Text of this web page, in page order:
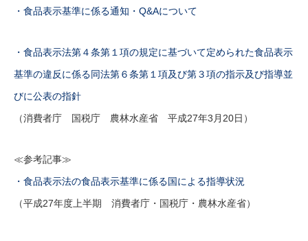
・食品表示基準に係る通知・Q&Aについて
・食品表示法第４条第１項の規定に基づいて定められた食品表示
基準の違反に係る同法第６条第１項及び第３項の指示及び指導並
びに公表の指針
（消費者庁 国税庁 農林水産省 平成27年3月20日）
≪参考記事≫
・食品表示法の食品表示基準に係る国による指導状況
（平成27年度上半期 消費者庁・国税庁・農林水産省）